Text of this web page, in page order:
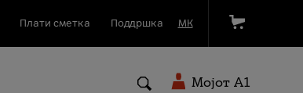
Плати сметка Поддршка МК
Мојот A1